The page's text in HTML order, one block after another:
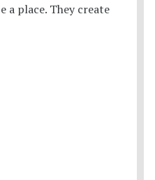
a place. They create